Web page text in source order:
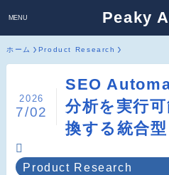
Peaky
MENU
ホーム Product Research
SEO
分析を実行
換する統合
2026
7/02
Product Research